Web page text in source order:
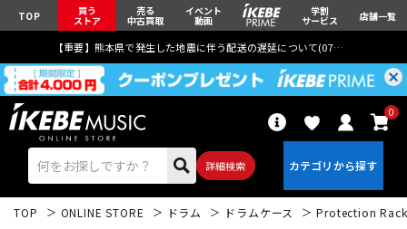
TOP 買う
ストア
売る
中古買取
イベント
動画
学割
サービス 店舗一覧
【重要】熊本県で発生した地震に伴う配送の遅延について(07月29日
詳細検索
0
TOP ONLINE STORE ドラム ドラムケース Protection